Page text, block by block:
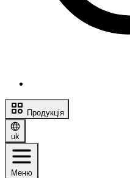
Продукція
uk
Меню